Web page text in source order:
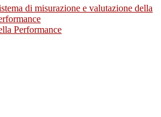
di misurazione e valutazione della
Performance